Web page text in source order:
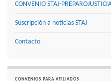
CONVENIO STAJ-
Suscripción a noticias STAJ
Contacto
CONVENIOS PARA AFILIADOS